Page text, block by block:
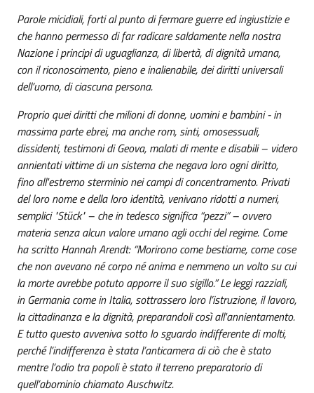
Parole micidiali, forti al punto di fermare guerre ed ingiustizie e
che hanno permesso di far radicare saldamente nella nostra
Nazione i principi di uguaglianza, di libertà, di dignità umana,
con il riconoscimento, pieno e inalienabile, dei diritti universali
dell’uomo, di ciascuna persona.
Proprio quei diritti che milioni di donne, uomini e bambini - in
massima parte ebrei, ma anche rom, sinti, omosessuali,
dissidenti, testimoni di Geova, malati di mente e disabili – videro
annientati vittime di un sistema che negava loro ogni diritto,
fino all'estremo sterminio nei campi di concentramento. Privati
del loro nome e della loro identità, venivano ridotti a numeri,
semplici "Stück" – che in tedesco significa “pezzi” – ovvero
materia senza alcun valore umano agli occhi del regime. Come
ha scritto Hannah Arendt: “Morirono come bestiame, come cose
che non avevano né corpo né anima e nemmeno un volto su cui
la morte avrebbe potuto apporre il suo sigillo.” Le leggi razziali,
in Germania come in Italia, sottrassero loro l’istruzione, il lavoro,
la cittadinanza e la dignità, preparandoli così all'annientamento.
E tutto questo avveniva sotto lo sguardo indifferente di molti,
perché l’indifferenza è stata l’anticamera di ciò che è stato
mentre l’odio tra popoli è stato il terreno preparatorio di
quell’abominio chiamato Auschwitz.